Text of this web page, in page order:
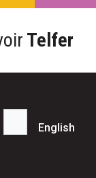
Telfer
Recherche...
English